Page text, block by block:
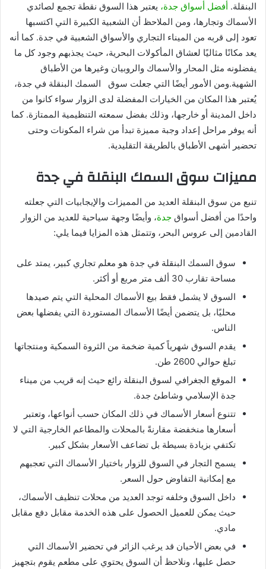
البنقلة. أفضل أسواق جدة، يعتبر هذا السوق نقطة تجمع لصائدي
الأسماك وتجارها، ومن الملاحظ أن الشعبية الكبيرة التي اكتسبها
تعود إلى قربه من الميناء التجاري والأسواق الشعبية في جدة. كما أنه
يعد مكانًا مثاليًا لعشاق المأكولات البحرية، حيث يجذبهم وجود كل ما
يفضلونه مثل المحار والأسماك والروبيان وغيرها من الأطباق
الشهية.ومن الأمور أيضًا التي جعلت سوق السمك البنقلة في جدة،
يُعتبر هذا المكان من الخيارات المفضلة لدى الزوار سواء كانوا من
داخل المدينة أو خارجها، وذلك بفضل سمعته التنظيمية الممتازة. كما
أنه يوفر مراحل إعداد وجبة مميزة تبدأ من شراء المكونات وحتى
تحضير أشهى الأطباق بالطريقة التقليدية.
مميزات سوق السمك البنقلة في جدة
تنبع من سوق البنقلة العديد من المميزات والإيجابيات التي جعلته
واحدًا من أفضل أسواق جدة، وأيضًا وجهة سياحية للعديد من الزوار
القادمين إلى عروس البحر، وتتمثل هذه المزايا فيما يلي:
سوق السمك البنقلة في جدة هو معلم تجاري كبير، يمتد على
مساحة تقارب 30 ألف متر مربع أو أكثر.
السوق لا يشمل فقط بيع الأسماك المحلية التي يتم صيدها
محليًا، بل يتضمن أيضًا الأسماك المستوردة التي يفضلها بعض
الناس.
يقدم السوق شهرياً كمية ضخمة من الثروة السمكية ومنتجاتها
تبلغ حوالي 2600 طن.
الموقع الجغرافي لسوق البنقلة رائع حيث إنه قريب من ميناء
جدة الإسلامي وشاطئ جدة.
تتنوع أسعار الأسماك في ذلك المكان حسب أنواعها، وتعتبر
أسعارها منخفضة مقارنةً بالمحلات والمطاعم الخارجية التي لا
تكتفي بزيادة بسيطة بل تضاعف الأسعار بشكل كبير.
يسمح التجار في السوق للزوار باختيار الأسماك التي تعجبهم
مع إمكانية التفاوض حول السعر.
داخل السوق وخلفه توجد العديد من محلات تنظيف الأسماك،
حيث يمكن للعميل الحصول على هذه الخدمة مقابل دفع مقابل
مادي.
في بعض الأحيان قد يرغب الزائر في تحضير الأسماك التي
حصل عليها، ونلاحظ أن السوق يحتوي على مطعم يقوم بتجهيز